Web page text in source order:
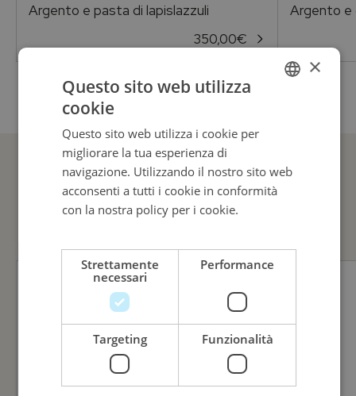
50, 51, 52, 53, 54, 55
Argento e pasta di lapislazzuli
350,00€
Argento e
GUARDA ANCHE
×
Questo sito web utilizza
cookie
Questo sito web utilizza i cookie per
migliorare la tua esperienza di
navigazione. Utilizzando il nostro sito web
acconsenti a tutti i cookie in conformità
con la nostra policy per i cookie.
Strettamente
necessari
Performance
Targeting Funzionalità